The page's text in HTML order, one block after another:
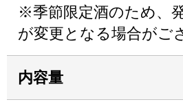
※季節限定酒のため、
が変更となる場合がご
内容量